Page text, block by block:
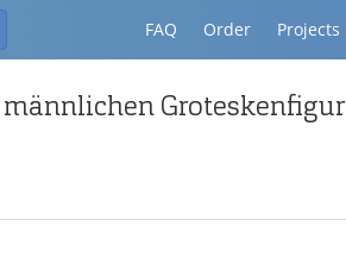
FAQ Order Projects
Groteskenfigur